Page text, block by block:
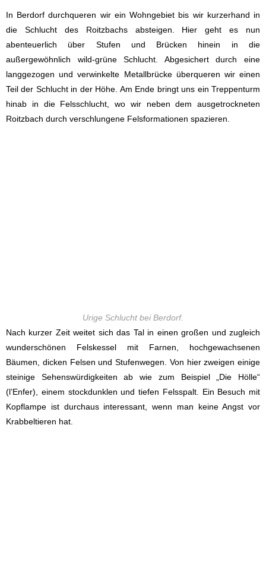
In Berdorf durchqueren wir ein Wohngebiet bis wir kurzerhand in
die Schlucht des Roitzbachs absteigen. Hier geht es nun
abenteuerlich über Stufen und Brücken hinein in die
außergewöhnlich wild-grüne Schlucht. Abgesichert durch eine
langgezogen und verwinkelte Metallbrücke überqueren wir einen
Teil der Schlucht in der Höhe. Am Ende bringt uns ein Treppenturm
hinab in die Felsschlucht, wo wir neben dem ausgetrockneten
Roitzbach durch verschlungene Felsformationen spazieren.
Urige Schlucht bei Berdorf.
Nach kurzer Zeit weitet sich das Tal in einen großen und zugleich
wunderschönen Felskessel mit Farnen, hochgewachsenen
Bäumen, dicken Felsen und Stufenwegen. Von hier zweigen einige
steinige Sehenswürdigkeiten ab wie zum Beispiel „Die Hölle“
(l’Enfer), einem stockdunklen und tiefen Felsspalt. Ein Besuch mit
Kopflampe ist durchaus interessant, wenn man keine Angst vor
Krabbeltieren hat.